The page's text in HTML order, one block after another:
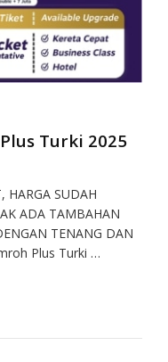
Turki 2025
HARGA SUDAH
ADA TAMBAHAN
TENANG DAN
Plus Turki …